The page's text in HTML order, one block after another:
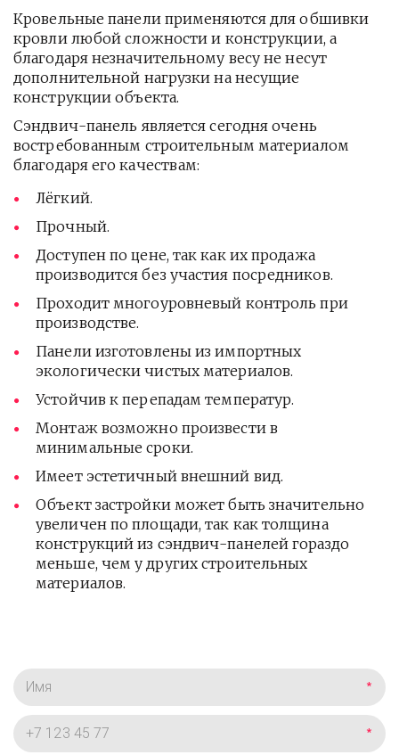
Кровельные панели применяются для обшивки
кровли любой сложности и конструкции, а
благодаря незначительному весу не несут
дополнительной нагрузки на несущие
конструкции объекта.
Сэндвич-панель является сегодня очень
востребованным строительным материалом
благодаря его качествам:
Лёгкий.
Прочный.
Доступен по цене, так как их продажа
производится без участия посредников.
Проходит многоуровневый контроль при
производстве.
Панели изготовлены из импортных
экологически чистых материалов.
Устойчив к перепадам температур.
Монтаж возможно произвести в
минимальные сроки.
Имеет эстетичный внешний вид.
Объект застройки может быть значительно
увеличен по площади, так как толщина
конструкций из сэндвич-панелей гораздо
меньше, чем у других строительных
материалов.
*
*